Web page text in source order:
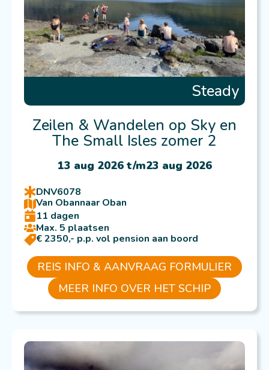
Steady
Zeilen & Wandelen op Sky en
The Small Isles zomer 2
13 aug 2026 t/m23 aug 2026
DNV6078
Van Obannaar Oban
11 dagen
Max. 5 plaatsen
€ 2350,- p.p. vol pension aan boord
REIS INFO & AANVRAAG FORMULIER
MEER INFO OVER HET SCHIP